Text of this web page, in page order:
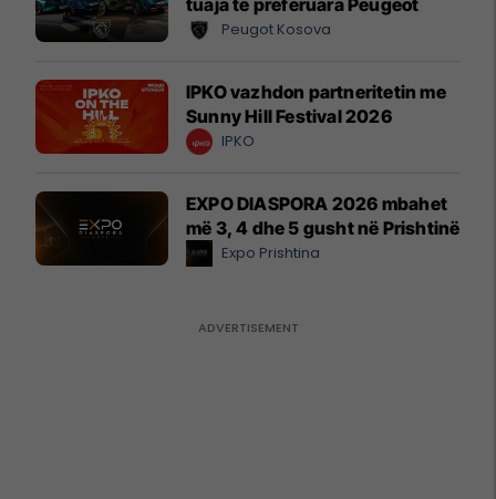
Peugot Kosova
IPKO vazhdon partneritetin me
Sunny Hill Festival 2026
IPKO
EXPO DIASPORA 2026 mbahet
më 3, 4 dhe 5 gusht në Prishtinë
Expo Prishtina